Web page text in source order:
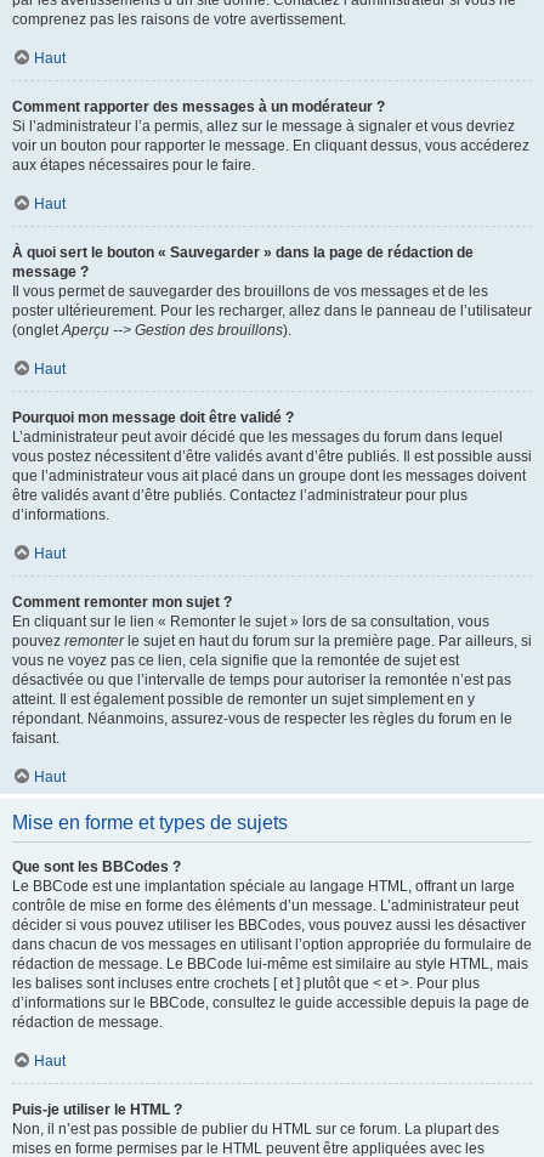
comprenez pas les raisons de votre avertissement.
Haut
Comment rapporter des messages à un modérateur ?
Si l’administrateur l’a permis, allez sur le message à signaler et vous devriez
voir un bouton pour rapporter le message. En cliquant dessus, vous accéderez
aux étapes nécessaires pour le faire.
Haut
À quoi sert le bouton « Sauvegarder » dans la page de rédaction de
message ?
Il vous permet de sauvegarder des brouillons de vos messages et de les
poster ultérieurement. Pour les recharger, allez dans le panneau de l’utilisateur
(ongletAperçu --> Gestion des brouillons).
Haut
Pourquoi mon message doit être validé ?
L’administrateur peut avoir décidé que les messages du forum dans lequel
vous postez nécessitent d’être validés avant d’être publiés. Il est possible aussi
que l’administrateur vous ait placé dans un groupe dont les messages doivent
être validés avant d’être publiés. Contactez l’administrateur pour plus
d’informations.
Haut
Comment remonter mon sujet ?
En cliquant sur le lien « Remonter le sujet » lors de sa consultation, vous
pouvez remonterle sujet en haut du forum sur la première page. Par ailleurs, si
vous ne voyez pas ce lien, cela signifie que la remontée de sujet est
désactivée ou que l’intervalle de temps pour autoriser la remontée n’est pas
atteint. Il est également possible de remonter un sujet simplement en y
répondant. Néanmoins, assurez-vous de respecter les règles du forum en le
faisant.
Haut
Mise en forme et types de sujets
Que sont les BBCodes ?
Le BBCode est une implantation spéciale au langage HTML, offrant un large
contrôle de mise en forme des éléments d’un message. L’administrateur peut
décider si vous pouvez utiliser les BBCodes, vous pouvez aussi les désactiver
dans chacun de vos messages en utilisant l’option appropriée du formulaire de
rédaction de message. Le BBCode lui-même est similaire au style HTML, mais
les balises sont incluses entre crochets [ et ] plutôt que < et >. Pour plus
d’informations sur le BBCode, consultez le guide accessible depuis la page de
rédaction de message.
Haut
Puis-je utiliser le HTML ?
Non, il n’est pas possible de publier du HTML sur ce forum. La plupart des
mises en forme permises par le HTML peuvent être appliquées avec les